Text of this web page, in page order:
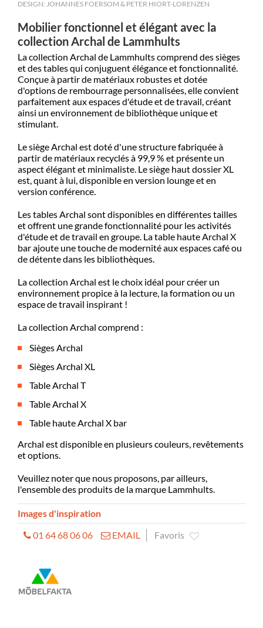
DESIGN: JOHANNES FOERSOM & PETER HIORT-LORENZEN
Mobilier fonctionnel et élégant avec la
collection Archal de Lammhults
La collection Archal de Lammhults comprend des sièges
et des tables qui conjuguent élégance et fonctionnalité.
Conçue à partir de matériaux robustes et dotée
d'options de rembourrage personnalisées, elle convient
parfaitement aux espaces d'étude et de travail, créant
ainsi un environnement de bibliothèque unique et
stimulant.
Le siège Archal est doté d'une structure fabriquée à
partir de matériaux recyclés à 99,9 % et présente un
aspect élégant et minimaliste. Le siège haut dossier XL
est, quant à lui, disponible en version lounge et en
version conférence.
Les tables Archal sont disponibles en différentes tailles
et offrent une grande fonctionnalité pour les activités
d'étude et de travail en groupe. La table haute Archal X
bar ajoute une touche de modernité aux espaces café ou
de détente dans les bibliothèques.
La collection Archal est le choix idéal pour créer un
environnement propice à la lecture, la formation ou un
espace de travail inspirant !
La collection Archal comprend :
Sièges Archal
Sièges Archal XL
Table Archal T
Table Archal X
Table haute Archal X bar
Archal est disponible en plusieurs couleurs, revêtements
et options.
Veuillez noter que nous proposons, par ailleurs,
l'ensemble des produits de la marque Lammhults.
Images d'inspiration
01 64 68 06 06
EMAIL Favoris